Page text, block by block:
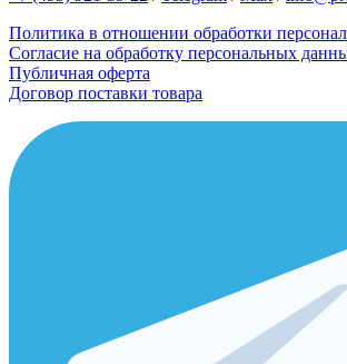
Политика в отношении обработки
Согласие на обработку персональных
Публичная оферта
Договор поставки товара